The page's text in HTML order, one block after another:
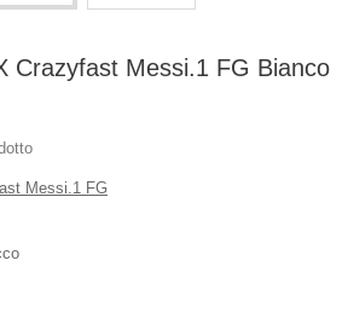
Crazyfast Messi.1 FG Bianco
Messi.1 FG